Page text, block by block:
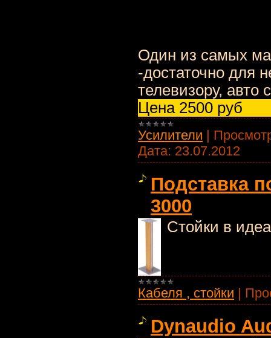
Один из самых
-достаточно для
телевизору, авто
Цена 2500 руб
Усилители
Дата: 23.07.2012
Подставка
3000
Стойки в
Кабеля , стойки
Dynaudio